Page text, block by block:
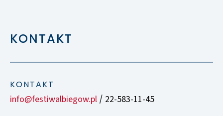
KONTAKT
KONTAKT
info@festiwalbiegow.pl / 22-583-11-45